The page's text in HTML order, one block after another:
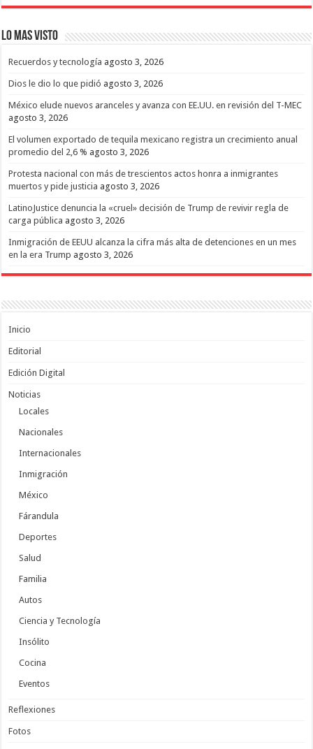
Lo mas Visto
Recuerdos y tecnología agosto 3, 2026
Dios le dio lo que pidió agosto 3, 2026
México elude nuevos aranceles y avanza con EE.UU. en revisión del T-MEC
agosto 3, 2026
El volumen exportado de tequila mexicano registra un crecimiento anual
promedio del 2,6 % agosto 3, 2026
Protesta nacional con más de trescientos actos honra a inmigrantes
muertos y pide justicia agosto 3, 2026
LatinoJustice denuncia la «cruel» decisión de Trump de revivir regla de
carga pública agosto 3, 2026
Inmigración de EEUU alcanza la cifra más alta de detenciones en un mes
en la era Trump agosto 3, 2026
Inicio
Editorial
Edición Digital
Noticias
Locales
Nacionales
Internacionales
Inmigración
México
Fárandula
Deportes
Salud
Familia
Autos
Ciencia y Tecnología
Insólito
Cocina
Eventos
Reflexiones
Fotos